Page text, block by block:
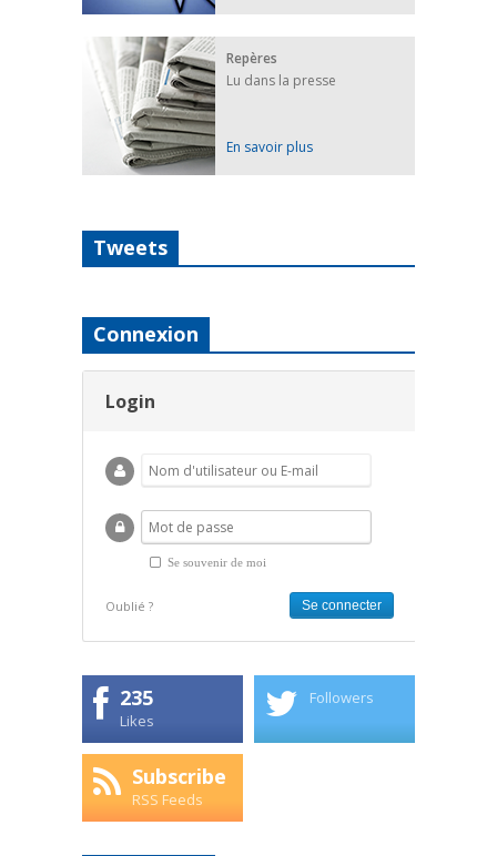
Repères
Lu dans la presse
En savoir plus
Tweets
Connexion
Login
Se souvenir de moi
Oublié ?
235
Likes
Followers
Subscribe
RSS Feeds